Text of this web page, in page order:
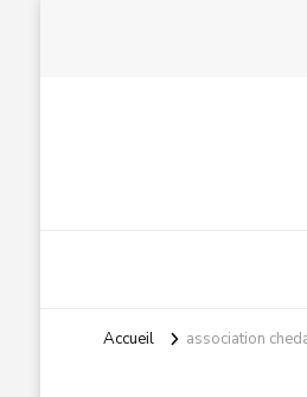
Accueil association